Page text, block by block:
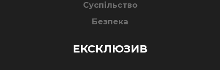
Суспільство
Безпека
ЕКСКЛЮЗИВ